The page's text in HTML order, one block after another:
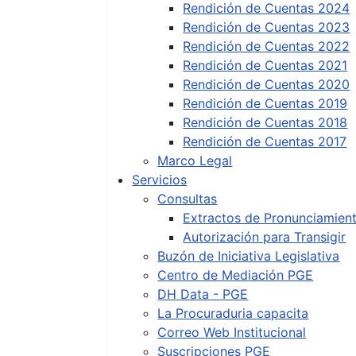
Rendición de Cuentas 2024
Rendición de Cuentas 2023
Rendición de Cuentas 2022
Rendición de Cuentas 2021
Rendición de Cuentas 2020
Rendición de Cuentas 2019
Rendición de Cuentas 2018
Rendición de Cuentas 2017
Marco Legal
Servicios
Consultas
Extractos de
Autorización para Transigir
Buzón de Iniciativa Legislativa
Centro de Mediación PGE
DH Data - PGE
La Procuraduria capacita
Correo Web Institucional
Suscripciones PGE